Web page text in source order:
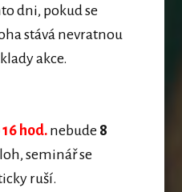
dni, pokud se
stává nevratnou
akce.
hod. nebude 8
seminář se
ruší.